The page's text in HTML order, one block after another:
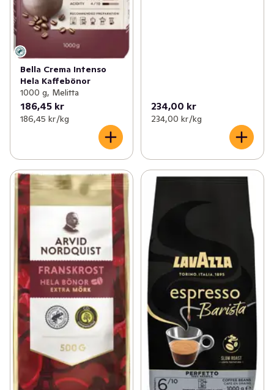
Bella Crema Intenso
Hela Kaffebönor
1000 g, Melitta
186,45 kr
186,45 kr /kg
234,00 kr
234,00 kr /kg